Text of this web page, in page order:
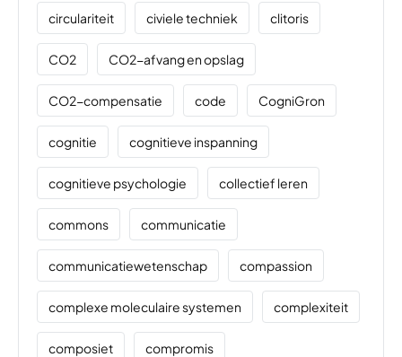
circulariteit civiele techniek clitoris
CO2 CO2-afvang en opslag
CO2-compensatie code CogniGron
cognitie cognitieve inspanning
cognitieve psychologie collectief leren
commons communicatie
communicatiewetenschap compassion
complexe moleculaire systemen complexiteit
composiet compromis